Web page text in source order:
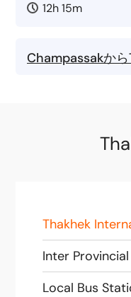
12h 15m
Champassakか
Local Bus